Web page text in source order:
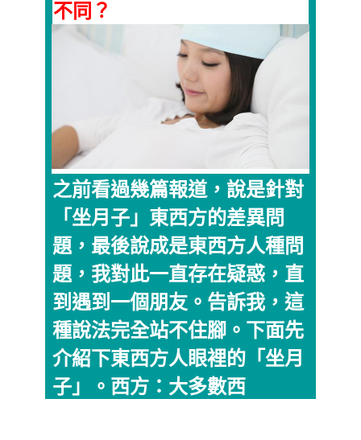
不同？
之前看過幾篇報道，說是針對
「坐月子」東西方的差異問
題，最後說成是東西方人種問
題，我對此一直存在疑惑，直
到遇到一個朋友。告訴我，這
種說法完全站不住腳。下面先
介紹下東西方人眼裡的「坐月
子」。西方：大多數西